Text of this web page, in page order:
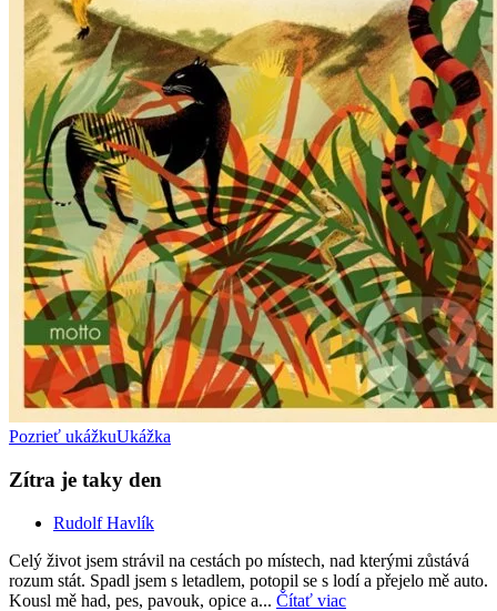
Pozrieť ukážkuUkážka
Zítra je taky den
Rudolf Havlík
Celý život jsem strávil na cestách po místech, nad kterými zůstává
rozum stát. Spadl jsem s letadlem, potopil se s lodí a přejelo mě auto.
Kousl mě had, pes, pavouk, opice a... Čítať viac